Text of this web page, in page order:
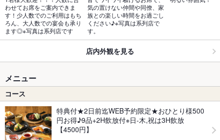
わせてお席をご案内できま
す！少人数でのご利用はもち
ろん、大人数での宴会も承り
ます◎※写真は系列店です
気の置けない仲間や同僚、家
族との楽しい時間をお過ごし
ください♪※写真は系列店で
す。
店内外観を見る
メニュー
コース
特典付★2日前迄WEB予約限定★おひとり様500
円お得♪9品+2H飲放付※日-木,祝は3H飲放
【4500円】